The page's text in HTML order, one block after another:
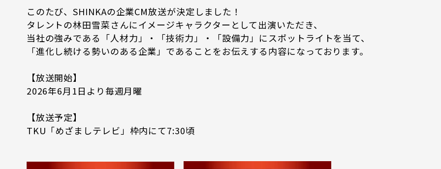
このたび、SHINKAの企業CM放送が決定しました！
タレントの林田雪菜さんにイメージキャラクターとして出演いただき、
当社の強みである「人材力」・「技術力」・「設備力」にスポットライトを当て、
「進化し続ける勢いのある企業」であることをお伝えする内容になっております。
【放送開始】
2026年6月1日より毎週月曜
【放送予定】
TKU「めざましテレビ」枠内にて7:30頃